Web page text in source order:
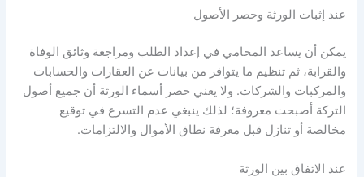
عند إثبات الورثة وحصر الأصول
يمكن أن يساعد المحامي في إعداد الطلب ومراجعة وثائق الوفاة
والقرابة، ثم تنظيم ما يتوافر من بيانات عن العقارات والحسابات
والمركبات والشركات. ولا يعني حصر أسماء الورثة أن جميع أصول
التركة أصبحت معروفة؛ لذلك ينبغي عدم التسرع في توقيع
مخالصة أو تنازل قبل معرفة نطاق الأموال والالتزامات.
عند الاتفاق بين الورثة